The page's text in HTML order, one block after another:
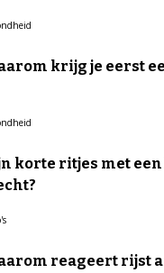
krijg je eerst
korte ritjes met
reageert rijst